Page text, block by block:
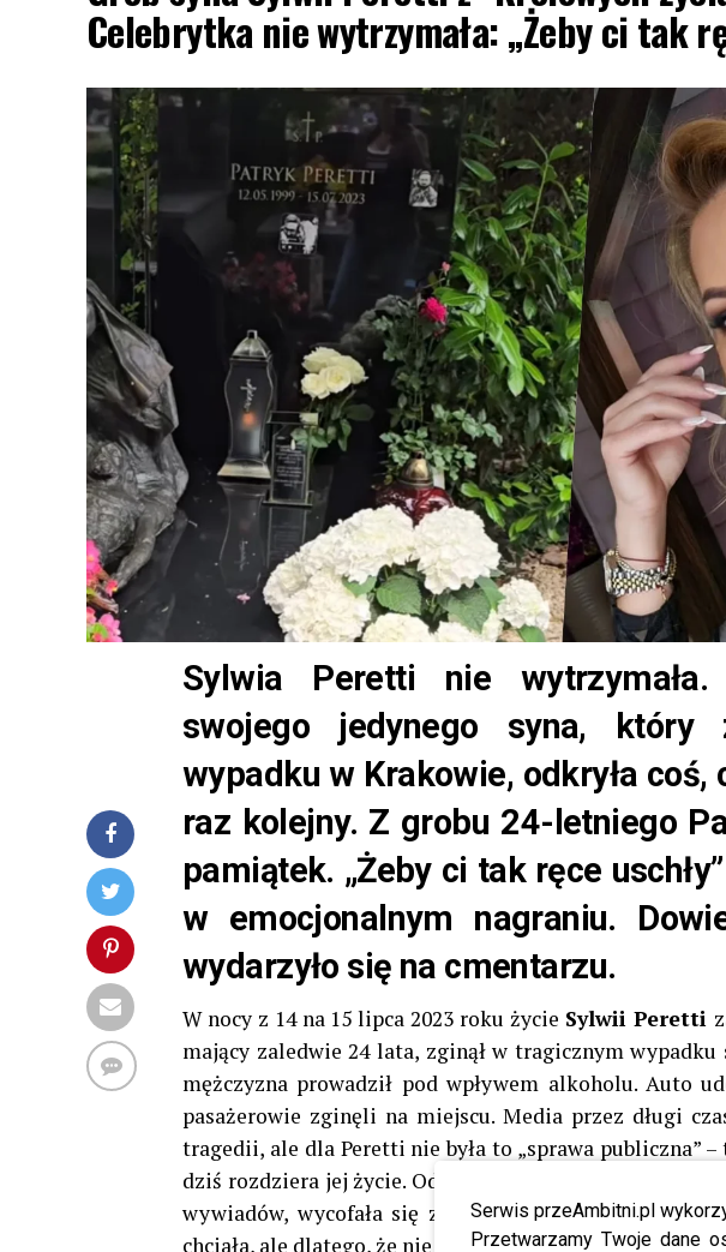
Serwis przeAmbitni.pl
Przetwarzamy Twoje dane
Celebrytka nie wytrzymała: „Żeby ci tak
Sylwia Peretti nie
swojego jedynego syna, który
wypadku w Krakowie, odkryła coś,
raz kolejny. Z grobu 24-letniego
pamiątek. „Żeby ci tak ręce
w emocjonalnym nagraniu.
wydarzyło się na cmentarzu.
W nocy z 14 na 15 lipca 2023 roku życie Sylwii Peretti
mający zaledwie 24 lata, zginął w tragicznym
mężczyzna prowadził pod wpływem alkoholu. Auto
pasażerowie zginęli na miejscu. Media przez długi
tragedii, ale dla Peretti nie była to „sprawa publiczna”
dziś rozdziera jej życie. Od tamtej nocy zniknęła z
wywiadów, wycofała się z życia publicznego.
chciała, ale dlatego, że nie mogła już milczeć.